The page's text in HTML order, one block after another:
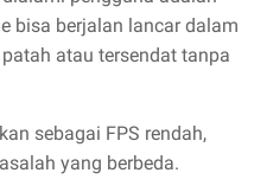
bisa berjalan lancar dalam
atau tersendat tanpa
sebagai FPS rendah,
yang berbeda.